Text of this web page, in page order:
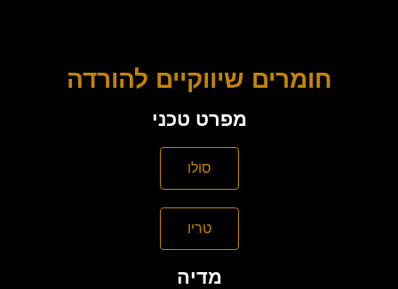
חומרים שיווקיים להורדה
מפרט טכני
סולו
טריו
מדיה